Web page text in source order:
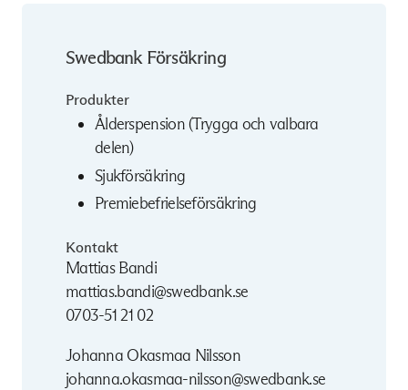
Swedbank Försäkring
Produkter
Ålderspension (Trygga och valbara
delen)
Sjukförsäkring
Premiebefrielseförsäkring
Kontakt
Mattias Bandi
mattias.bandi@swedbank.se
0703-51 21 02
Johanna Okasmaa Nilsson
johanna.okasmaa-nilsson@swedbank.se